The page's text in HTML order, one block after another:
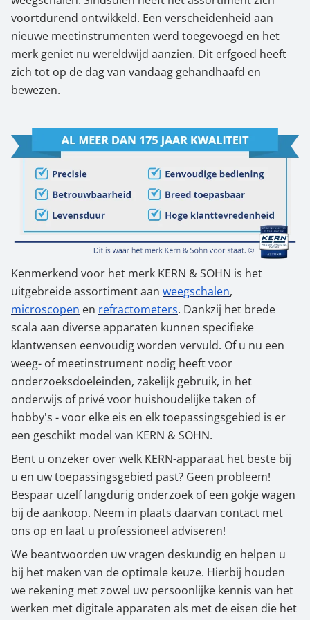
voortdurend ontwikkeld. Een verscheidenheid aan
nieuwe meetinstrumenten werd toegevoegd en het
merk geniet nu wereldwijd aanzien. Dit erfgoed heeft
zich tot op de dag van vandaag gehandhaafd en
bewezen.
Kenmerkend voor het merk KERN & SOHN is het
uitgebreide assortiment aan weegschalen,
microscopen en refractometers. Dankzij het brede
scala aan diverse apparaten kunnen specifieke
klantwensen eenvoudig worden vervuld. Of u nu een
weeg- of meetinstrument nodig heeft voor
onderzoeksdoeleinden, zakelijk gebruik, in het
onderwijs of privé voor huishoudelijke taken of
hobby's - voor elke eis en elk toepassingsgebied is er
een geschikt model van KERN & SOHN.
Bent u onzeker over welk KERN-apparaat het beste bij
u en uw toepassingsgebied past? Geen probleem!
Bespaar uzelf langdurig onderzoek of een gokje wagen
bij de aankoop. Neem in plaats daarvan contact met
ons op en laat u professioneel adviseren!
We beantwoorden uw vragen deskundig en helpen u
bij het maken van de optimale keuze. Hierbij houden
we rekening met zowel uw persoonlijke kennis van het
werken met digitale apparaten als met de eisen die het